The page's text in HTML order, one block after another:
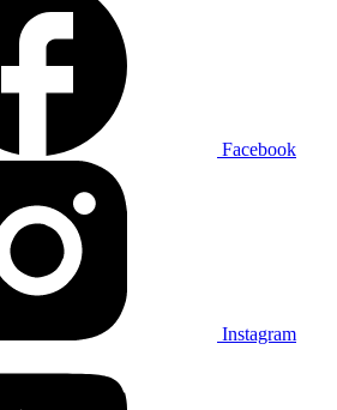
Facebook
Instagram